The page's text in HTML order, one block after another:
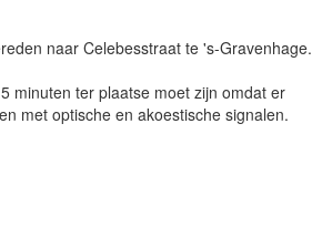
naar Celebesstraat te 's-Gravenhage.
minuten ter plaatse moet zijn omdat er
met optische en akoestische signalen.